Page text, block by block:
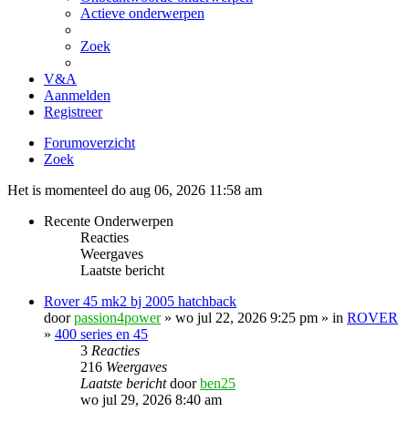
Actieve onderwerpen
Zoek
V&A
Aanmelden
Registreer
Forumoverzicht
Zoek
Het is momenteel do aug 06, 2026 11:58 am
Recente Onderwerpen
Reacties
Weergaves
Laatste bericht
Rover 45 mk2 bj 2005 hatchback
doorpassion4power» wo jul 22, 2026 9:25 pm » in ROVER
» 400 series en 45
3 Reacties
216 Weergaves
Laatste berichtdoorben25
wo jul 29, 2026 8:40 am